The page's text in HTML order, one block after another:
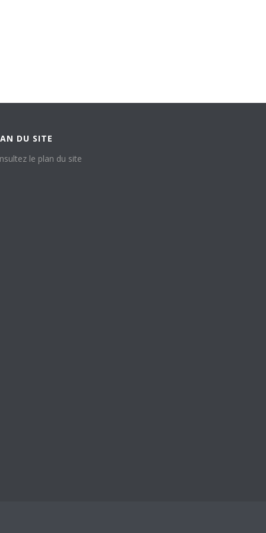
DU SITE
le plan du site